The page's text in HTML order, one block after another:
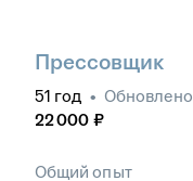
Прессовщик
51 год • Обновлено
22 000 ₽
Общий опыт